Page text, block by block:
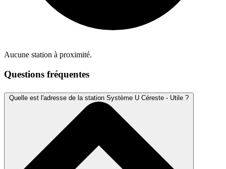
Aucune station à proximité.
Questions fréquentes
Quelle est l'adresse de la station Système U Céreste - Utile ?